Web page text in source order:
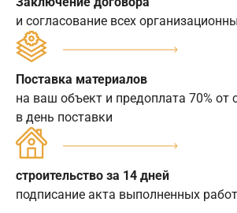
и согласование всех
Поставка материалов
на ваш объект и предоплата 70%
в день поставки
строительство за 14 дней
подписание акта выполненных